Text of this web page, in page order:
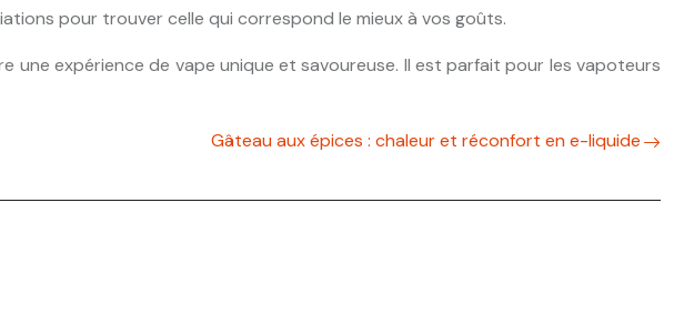
pour trouver celle qui correspond le mieux à vos goûts.
une expérience de vape unique et savoureuse. Il est parfait pour les vapoteurs
Gâteau aux épices : chaleur et réconfort en e-liquide